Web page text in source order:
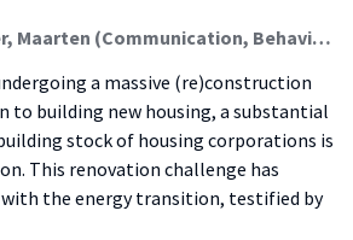
Goelzer, Lina; Meijer, Maarten (Communication, Behaviour & Sustainable Society)
a massive (re)construction
to building new housing, a substantial
stock of housing corporations is
This renovation challenge has
the energy transition, testified by